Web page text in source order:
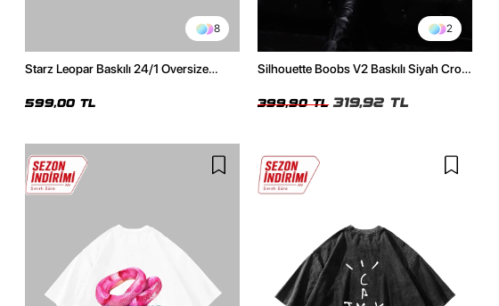
8
Starz Leopar Baskılı 24/1 Oversize
599,00 TL
2
Silhouette Boobs V2 Baskılı Siyah Crop
399,90 TL 319,92 TL